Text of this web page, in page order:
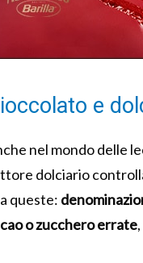
e
nel mondo delle
dolciario
queste:
o zucchero errate,